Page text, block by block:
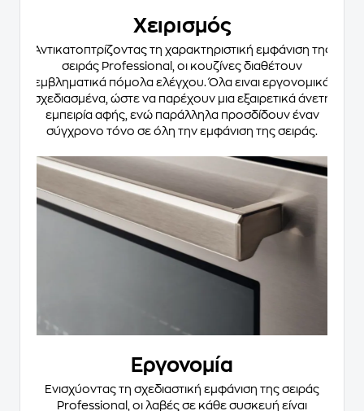
Χειρισμός
Αντικατοπτρίζοντας τη χαρακτηριστική εμφάνιση της
σειράς Professional, οι κουζίνες διαθέτουν
εμβληματικά πόμολα ελέγχου. Όλα ειναι εργονομικά
σχεδιασμένα, ώστε να παρέχουν μια εξαιρετικά άνετη
εμπειρία αφής, ενώ παράλληλα προσδίδουν έναν
σύγχρονο τόνο σε όλη την εμφάνιση της σειράς.
Εργονομία
Ενισχύοντας τη σχεδιαστική εμφάνιση της σειράς
Professional, οι λαβές σε κάθε συσκευή είναι